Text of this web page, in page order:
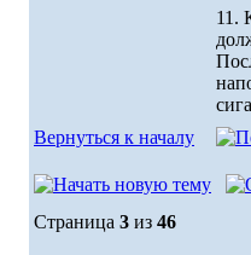
11.
Вернуться к началу
Страница 3 из 46